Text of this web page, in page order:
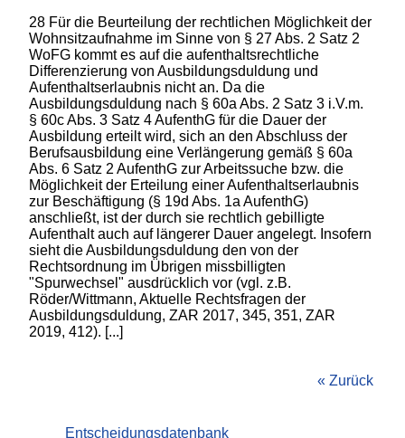
28 Für die Beurteilung der rechtlichen Möglichkeit der
Wohnsitzaufnahme im Sinne von § 27 Abs. 2 Satz 2
WoFG kommt es auf die aufenthaltsrechtliche
Differenzierung von Ausbildungsduldung und
Aufenthaltserlaubnis nicht an. Da die
Ausbildungsduldung nach § 60a Abs. 2 Satz 3 i.V.m.
§ 60c Abs. 3 Satz 4 AufenthG für die Dauer der
Ausbildung erteilt wird, sich an den Abschluss der
Berufsausbildung eine Verlängerung gemäß § 60a
Abs. 6 Satz 2 AufenthG zur Arbeitssuche bzw. die
Möglichkeit der Erteilung einer Aufenthaltserlaubnis
zur Beschäftigung (§ 19d Abs. 1a AufenthG)
anschließt, ist der durch sie rechtlich gebilligte
Aufenthalt auch auf längerer Dauer angelegt. Insofern
sieht die Ausbildungsduldung den von der
Rechtsordnung im Übrigen missbilligten
"Spurwechsel" ausdrücklich vor (vgl. z.B.
Röder/Wittmann, Aktuelle Rechtsfragen der
Ausbildungsduldung, ZAR 2017, 345, 351, ZAR
2019, 412). [...]
« Zurück
Entscheidungsdatenbank